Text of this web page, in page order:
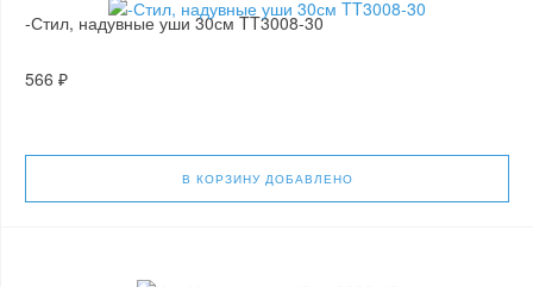
-Стил, надувные уши 30см TT3008-30
566 ₽
В КОРЗИНУ ДОБАВЛЕНО